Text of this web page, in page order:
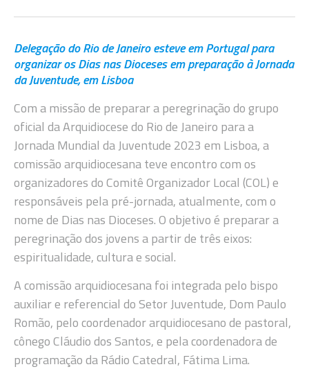
Delegação do Rio de Janeiro esteve em Portugal para
organizar os Dias nas Dioceses em preparação à Jornada
da Juventude, em Lisboa
Com a missão de preparar a peregrinação do grupo
oficial da Arquidiocese do Rio de Janeiro para a
Jornada Mundial da Juventude 2023 em Lisboa, a
comissão arquidiocesana teve encontro com os
organizadores do Comitê Organizador Local (COL) e
responsáveis pela pré-jornada, atualmente, com o
nome de Dias nas Dioceses. O objetivo é preparar a
peregrinação dos jovens a partir de três eixos:
espiritualidade, cultura e social.
A comissão arquidiocesana foi integrada pelo bispo
auxiliar e referencial do Setor Juventude, Dom Paulo
Romão, pelo coordenador arquidiocesano de pastoral,
cônego Cláudio dos Santos, e pela coordenadora de
programação da Rádio Catedral, Fátima Lima.